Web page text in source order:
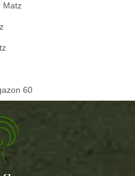
Matz
60